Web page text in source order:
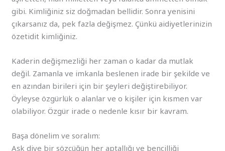
gibi. Kimliğiniz siz doğmadan bellidir. Sonra yenisini
çıkarsanız da, pek fazla değişmez. Çünkü aidiyetlerinizin
özetidit kimliğiniz.
Kaderin değişmezliği her zaman o kadar da mutlak
değil. Zamanla ve imkanla beslenen irade bir şekilde ve
en azından birileri için bir şeyleri değiştirebiliyor.
Öyleyse özgürlük o alanlar ve o kişiler için kısmen var
olabiliyor. Özgür irade o nedenle kısır bir kavram.
Başa dönelim ve soralım:
Aşk diye bir sözcüğün her aptallığı ve bencilliği